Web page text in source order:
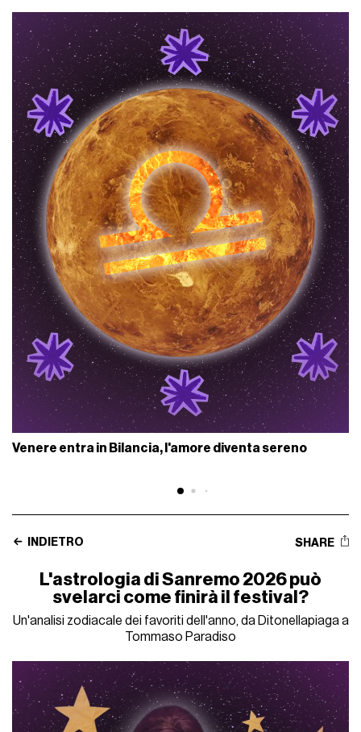
Venere entra in Bilancia, l'amore diventa sereno
INDIETRO SHARE
L'astrologia di Sanremo 2026 può
svelarci come finirà il festival?
Un'analisi zodiacale dei favoriti dell'anno, da Ditonellapiaga a
Tommaso Paradiso